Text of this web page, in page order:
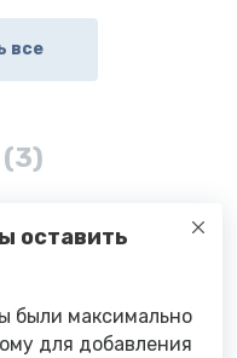
все
(3)
оставить
были максимально
для добавления